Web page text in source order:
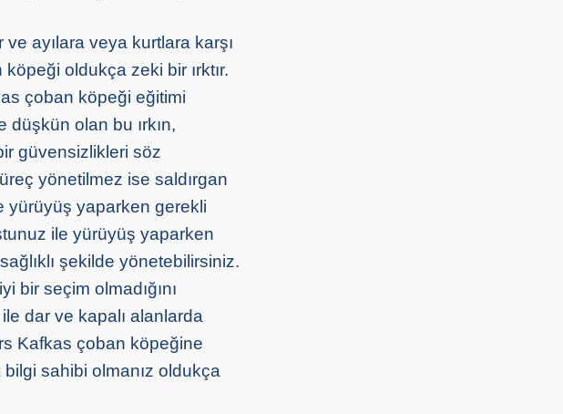
ayılara veya kurtlara karşı
oldukça zeki bir ırktır.
çoban köpeği eğitimi
düşkün olan bu ırkın,
güvensizlikleri söz
yönetilmez ise saldırgan
yürüyüş yaparken gerekli
ile yürüyüş yaparken
şekilde yönetebilirsiniz.
bir seçim olmadığını
dar ve kapalı alanlarda
Kafkas çoban köpeğine
sahibi olmanız oldukça